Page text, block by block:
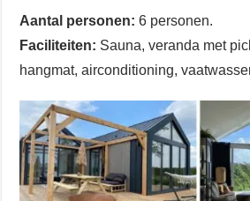
Aantal personen:6 personen.
Faciliteiten: Sauna, veranda met
hangmat, airconditioning,